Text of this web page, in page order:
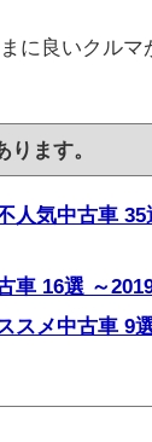
に良いクルマ
ます。
人気中古車 35
車 16選 ～
スメ中古車 9